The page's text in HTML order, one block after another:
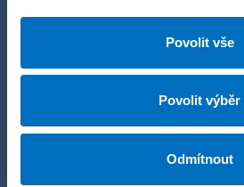
Povolit vše
Povolit výběr
Odmítnout
Nechte nám tel. číslo